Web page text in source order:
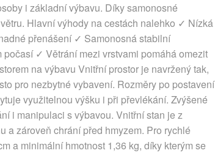
i základní výbavu. Díky samonosné
Hlavní výhody na cestách nalehko ✓ Nízká
přenášení ✓ Samonosná stabilní
✓ Větrání mezi vrstvami pomáhá omezit
na výbavu Vnitřní prostor je navržený tak,
pro nezbytné vybavení. Rozměry po postavení
využitelnou výšku i při převlékání. Zvýšené
i manipulaci s výbavou. Vnitřní stan je z
a zároveň chrání před hmyzem. Pro rychlé
a minimální hmotnost 1,36 kg, díky kterým se